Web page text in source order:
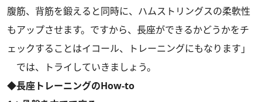
腹筋、背筋を鍛えると同時に、ハムストリングスの柔軟性
もアップさせます。ですから、長座ができるかどうかをチ
ェックすることはイコール、トレーニングにもなります」
では、トライしていきましょう。
◆長座トレーニングのHow-to